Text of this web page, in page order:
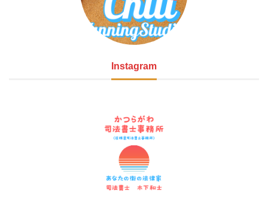
Instagram